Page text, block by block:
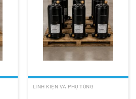
LINH KIỆN VÀ PHỤ TÙNG